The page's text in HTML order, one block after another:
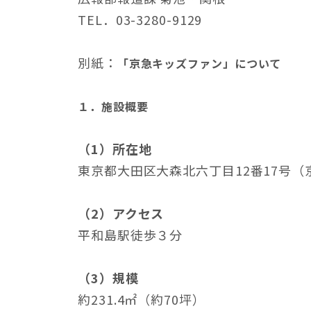
TEL．03-3280-9129
別紙： 「京急キッズファン」について
１．施設概要
（1）所在地
東京都大田区大森北六丁目12番17号（
（2）アクセス
平和島駅徒歩３分
（3）規模
約231.4㎡（約70坪）